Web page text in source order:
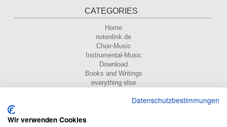
CATEGORIES
Home
notenlink.de
Choir-Music
Instrumental-Music
Download
Books and Writings
everything else
ÖFFNUNGSZEITEN
Datenschutzbestimmungen
Wir verwenden Cookies